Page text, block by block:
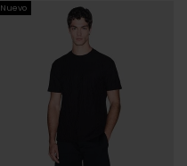
Nuevo